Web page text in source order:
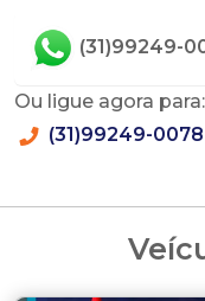
(31)99249-
Ou ligue agora para:
(31)99249-0078